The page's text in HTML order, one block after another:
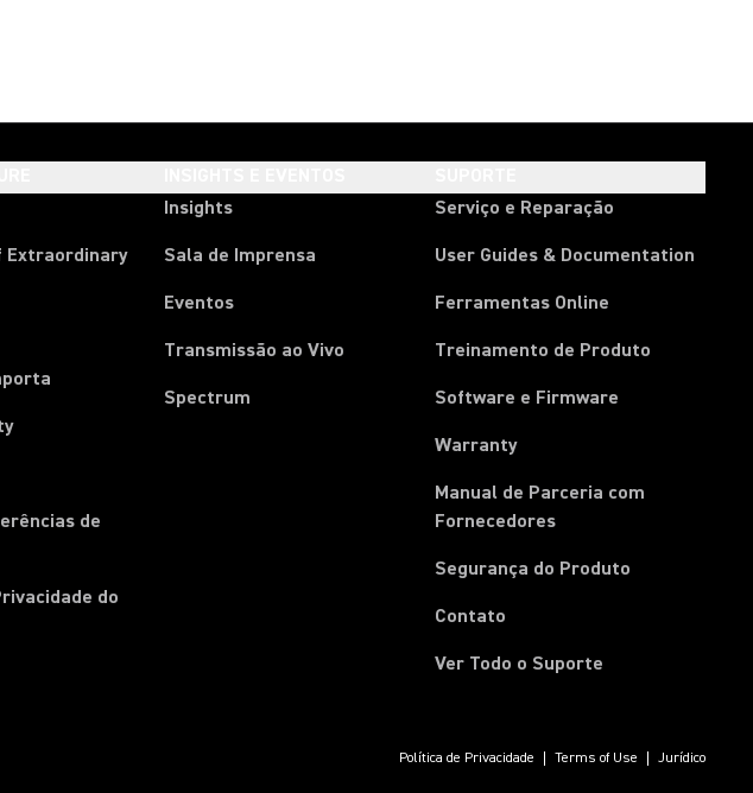
Extraordinary
de
do
Insights
Sala de Imprensa
Eventos
Transmissão ao Vivo
Spectrum
Serviço e Reparação
User Guides & Documentation
Ferramentas Online
Treinamento de Produto
Software e Firmware
Warranty
Manual de Parceria com
Fornecedores(Opens in a new tab)
Segurança do Produto
Contato
Ver Todo o Suporte
Política de Privacidade Terms of Use Jurídico